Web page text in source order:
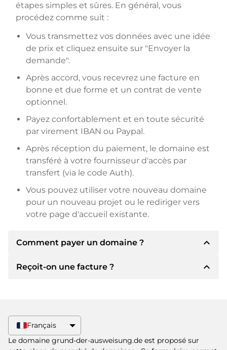
étapes simples et sûres. En général, vous
procédez comme suit :
Vous transmettez vos données avec une idée
de prix et cliquez ensuite sur "Envoyer la
demande".
Après accord, vous recevrez une facture en
bonne et due forme et un contrat de vente
optionnel.
Payez confortablement et en toute sécurité
par virement IBAN ou Paypal.
Après réception du paiement, le domaine est
transféré à votre fournisseur d'accès par
transfert (via le code Auth).
Vous pouvez utiliser votre nouveau domaine
pour un nouveau projet ou le rediriger vers
votre page d'accueil existante.
Comment payer un domaine ? expand_less
Après un accord, le titulaire vous
proposera Paypal ou d'autres méthodes de
paiement.
Veuillez toujours mentionner le nom de
Reçoit-on une facture ? expand_less
élevé, vous recevrez également un contrat de
vente supplémentaire si vous le souhaitez.
Français
Le domaine grund-der-ausweisung.de est proposé sur